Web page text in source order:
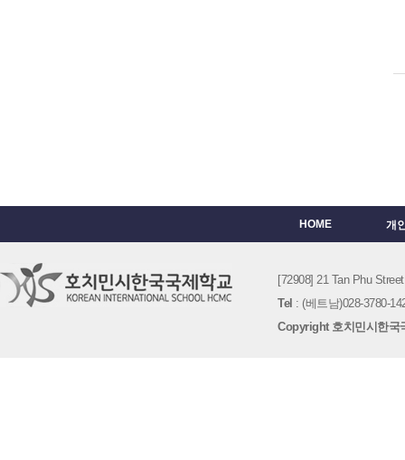
HOME 개
[72908] 21 Tan Phu
Tel : (베트남)028-3780-
Copyright 호치민시한국